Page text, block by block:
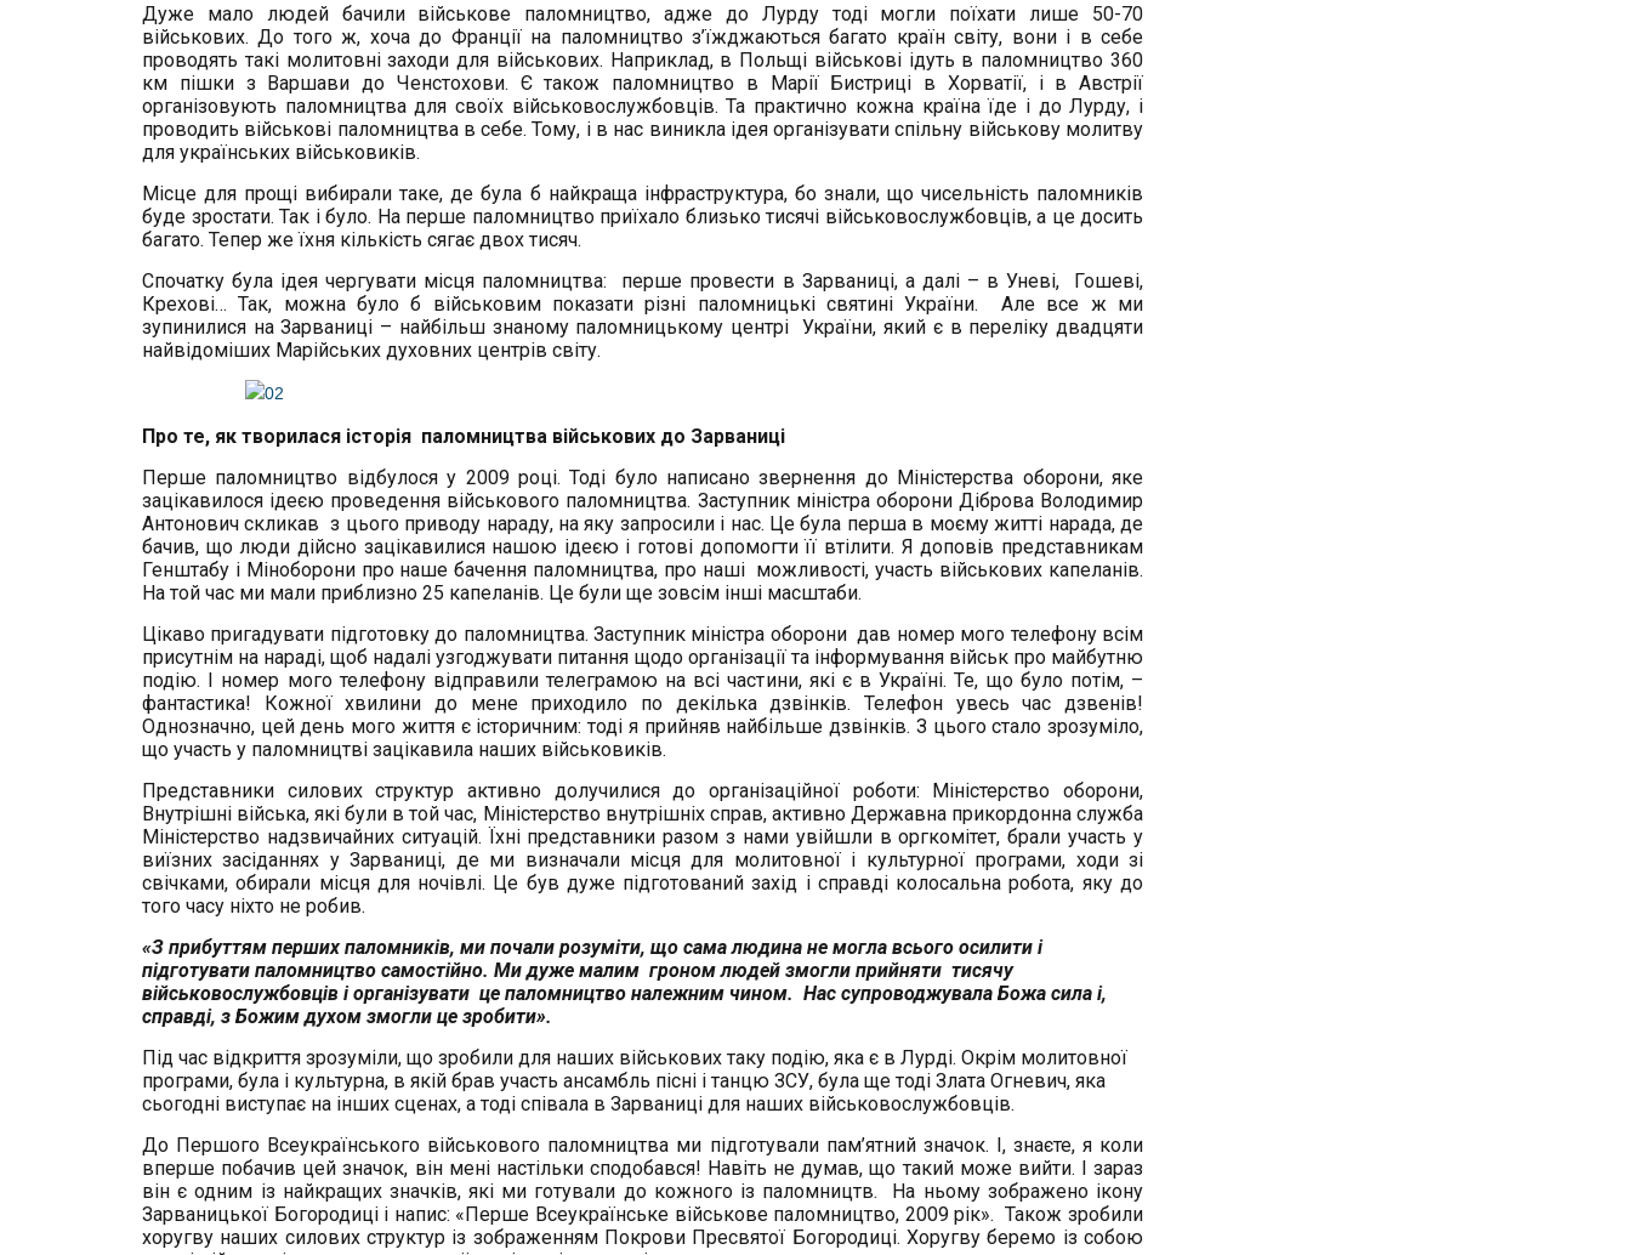
Дуже мало людей бачили військове паломництво, адже до Лурду тоді могли поїхати лише 50-70
військових. До того ж, хоча до Франції на паломництво з’їжджаються багато країн світу, вони і в себе
проводять такі молитовні заходи для військових. Наприклад, в Польщі військові ідуть в паломництво 360
км пішки з Варшави до Ченстохови. Є також паломництво в Марії Бистриці в Хорватії, і в Австрії
організовують паломництва для своїх військовослужбовців. Та практично кожна країна їде і до Лурду, і
проводить військові паломництва в себе. Тому, і в нас виникла ідея організувати спільну військову молитву
для українських військовиків.
Місце для прощі вибирали таке, де була б найкраща інфраструктура, бо знали, що чисельність паломників
буде зростати. Так і було. На перше паломництво приїхало близько тисячі військовослужбовців, а це досить
багато. Тепер же їхня кількість сягає двох тисяч.
Спочатку була ідея чергувати місця паломництва: перше провести в Зарваниці, а далі – в Уневі, Гошеві,
Крехові… Так, можна було б військовим показати різні паломницькі святині України. Але все ж ми
зупинилися на Зарваниці – найбільш знаному паломницькому центрі України, який є в переліку двадцяти
найвідоміших Марійських духовних центрів світу.
Про те, як творилася історія паломництва військових до Зарваниці
Перше паломництво відбулося у 2009 році. Тоді було написано звернення до Міністерства оборони, яке
зацікавилося ідеєю проведення військового паломництва. Заступник міністра оборони Діброва Володимир
Антонович скликав з цього приводу нараду, на яку запросили і нас. Це була перша в моєму житті нарада, де
бачив, що люди дійсно зацікавилися нашою ідеєю і готові допомогти її втілити. Я доповів представникам
Генштабу і Міноборони про наше бачення паломництва, про наші можливості, участь військових капеланів.
На той час ми мали приблизно 25 капеланів. Це були ще зовсім інші масштаби.
Цікаво пригадувати підготовку до паломництва. Заступник міністра оборони дав номер мого телефону всім
присутнім на нараді, щоб надалі узгоджувати питання щодо організації та інформування військ про майбутню
подію. І номер мого телефону відправили телеграмою на всі частини, які є в Україні. Те, що було потім, –
фантастика! Кожної хвилини до мене приходило по декілька дзвінків. Телефон увесь час дзвенів!
Однозначно, цей день мого життя є історичним: тоді я прийняв найбільше дзвінків. З цього стало зрозуміло,
що участь у паломництві зацікавила наших військовиків.
Представники силових структур активно долучилися до організаційної роботи: Міністерство оборони,
Внутрішні війська, які були в той час, Міністерство внутрішніх справ, активно Державна прикордонна служба
Міністерство надзвичайних ситуацій. Їхні представники разом з нами увійшли в оргкомітет, брали участь у
виїзних засіданнях у Зарваниці, де ми визначали місця для молитовної і культурної програми, ходи зі
свічками, обирали місця для ночівлі. Це був дуже підготований захід і справді колосальна робота, яку до
того часу ніхто не робив.
«З прибуттям перших паломників, ми почали розуміти, що сама людина не могла всього осилити і
підготувати паломництво самостійно. Ми дуже малим гроном людей змогли прийняти тисячу
військовослужбовців і організувати це паломництво належним чином. Нас супроводжувала Божа сила і,
справді, з Божим духом змогли це зробити».
Під час відкриття зрозуміли, що зробили для наших військових таку подію, яка є в Лурді. Окрім молитовної
програми, була і культурна, в якій брав участь ансамбль пісні і танцю ЗСУ, була ще тоді Злата Огневич, яка
сьогодні виступає на інших сценах, а тоді співала в Зарваниці для наших військовослужбовців.
До Першого Всеукраїнського військового паломництва ми підготували пам’ятний значок. І, знаєте, я коли
вперше побачив цей значок, він мені настільки сподобався! Навіть не думав, що такий може вийти. І зараз
він є одним із найкращих значків, які ми готували до кожного із паломництв. На ньому зображено ікону
Зарваницької Богородиці і напис: «Перше Всеукраїнське військове паломництво, 2009 рік». Також зробили
хоругву наших силових структур із зображенням Покрови Пресвятої Богородиці. Хоругву беремо із собою